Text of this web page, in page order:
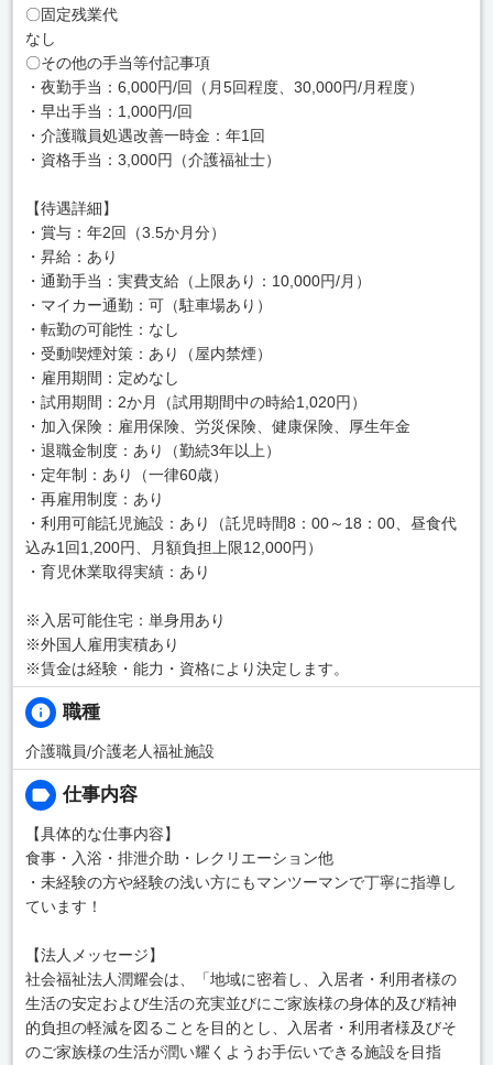
〇固定残業代
なし
〇その他の手当等付記事項
・夜勤手当：6,000円/回（月5回程度、30,000円/月程度）
・早出手当：1,000円/回
・介護職員処遇改善一時金：年1回
・資格手当：3,000円（介護福祉士）
【待遇詳細】
・賞与：年2回（3.5か月分）
・昇給：あり
・通勤手当：実費支給（上限あり：10,000円/月）
・マイカー通勤：可（駐車場あり）
・転勤の可能性：なし
・受動喫煙対策：あり（屋内禁煙）
・雇用期間：定めなし
・試用期間：2か月（試用期間中の時給1,020円）
・加入保険：雇用保険、労災保険、健康保険、厚生年金
・退職金制度：あり（勤続3年以上）
・定年制：あり（一律60歳）
・再雇用制度：あり
・利用可能託児施設：あり（託児時間8：00～18：00、昼食代
込み1回1,200円、月額負担上限12,000円）
・育児休業取得実績：あり
※入居可能住宅：単身用あり
※外国人雇用実積あり
※賃金は経験・能力・資格により決定します。
職種
介護職員/介護老人福祉施設
仕事内容
【具体的な仕事内容】
食事・入浴・排泄介助・レクリエーション他
・未経験の方や経験の浅い方にもマンツーマンで丁寧に指導し
ています！
【法人メッセージ】
社会福祉法人潤耀会は、「地域に密着し、入居者・利用者様の
生活の安定および生活の充実並びにご家族様の身体的及び精神
的負担の軽減を図ることを目的とし、入居者・利用者様及びそ
のご家族様の生活が潤い耀くようお手伝いできる施設を目指